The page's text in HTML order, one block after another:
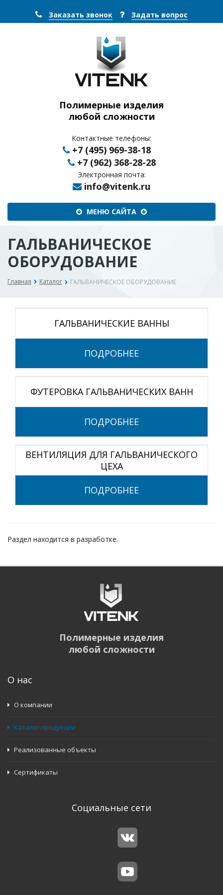
Заказать звонок Задать вопрос
Полимерные изделия
любой сложности
Контактные телефоны:
+7 (495) 969-38-18
+7 (962) 368-28-28
Электронная почта:
info@vitenk.ru
МЕНЮ САЙТА Меню
сайта
ГАЛЬВАНИЧЕСКОЕ
ОБОРУДОВАНИЕ
Главная Каталог ГАЛЬВАНИЧЕСКОЕ ОБОРУДОВАНИЕ
ГАЛЬВАНИЧЕСКИЕ ВАННЫ
ПОДРОБНЕЕ
ФУТЕРОВКА ГАЛЬВАНИЧЕСКИХ ВАНН
ПОДРОБНЕЕ
ВЕНТИЛЯЦИЯ ДЛЯ ГАЛЬВАНИЧЕСКОГО
ЦЕХА
ПОДРОБНЕЕ
Раздел находится в разработке.
Полимерные изделия
любой сложности
О нас
О компании
Каталог продукции
Реализованные объекты
Сертификаты
Социальные сети